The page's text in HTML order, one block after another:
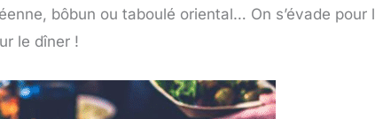
bôbun ou taboulé oriental… On s’évade pour
le dîner !